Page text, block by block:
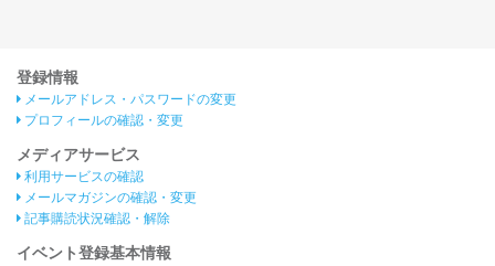
登録情報
メールアドレス・パスワードの変更
プロフィールの確認・変更
メディアサービス
利用サービスの確認
メールマガジンの確認・変更
記事購読状況確認・解除
イベント登録基本情報